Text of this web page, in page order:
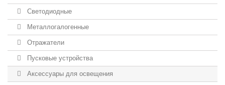
Светодиодные
Металлогалогенные
Отражатели
Пусковые устройства
Аксессуары для освещения